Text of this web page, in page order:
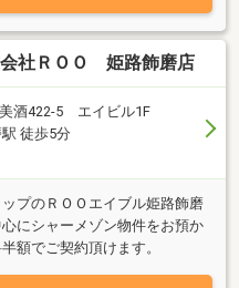
社ＲＯＯ 姫路飾磨店
酒422-5 エイビル1F
徒歩5分
プのＲＯＯエイブル姫路飾磨
にシャーメゾン物件をお預か
額でご契約頂けます。